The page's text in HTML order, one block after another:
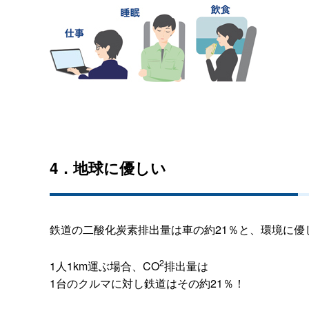
4．地球に優しい
鉄道の二酸化炭素排出量は車の約21％と、環境に優
1人1km運ぶ場合、CO2排出量は
1台のクルマに対し鉄道はその約21％！